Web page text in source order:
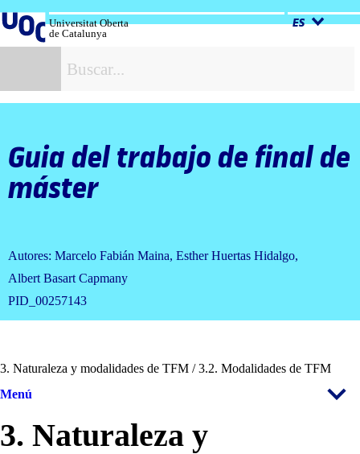
al
contenido
Universitat Oberta
de Catalunya
ES
Guia del trabajo de final de
máster
Autores: Marcelo Fabián Maina, Esther Huertas Hidalgo,
Albert Basart Capmany
PID_00257143
3. Naturaleza y modalidades de TFM / 3.2. Modalidades de TFM
Menú
3. Naturaleza y